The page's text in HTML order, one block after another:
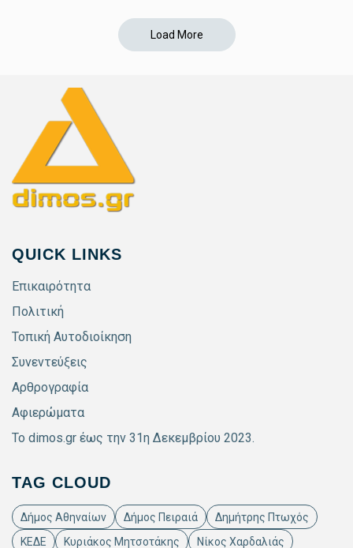
Load More
QUICK LINKS
Επικαιρότητα
Πολιτική
Τοπική Αυτοδιοίκηση
Συνεντεύξεις
Αρθρογραφία
Αφιερώματα
Το dimos.gr έως την 31η Δεκεμβρίου 2023.
TAG CLOUD
Δήμος Αθηναίων Δήμος Πειραιά
Δημήτρης Πτωχός
ΚΕΔΕ
Κυριάκος Μητσοτάκης Νίκος Χαρδαλιάς